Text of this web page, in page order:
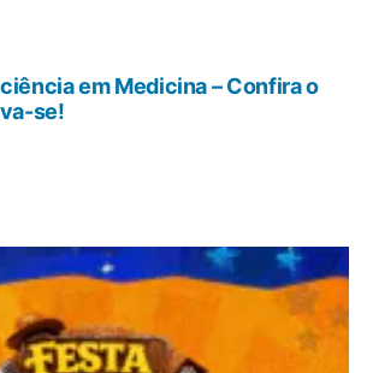
em Medicina – Confira o
se!